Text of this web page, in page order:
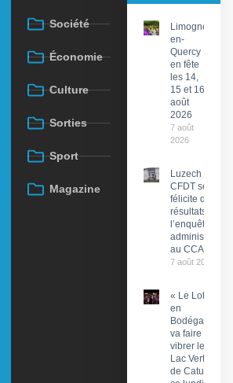
Société
Économie
Culture
Sorties
Sport
Magazine
Limogne-
en-
Quercy
en fête
les 14,
15 et 16
août
2026
7 août
2026
Luzech : La
CFDT se
félicite des
résultats de
l’enquête
administrative
au CCAS
7 août 2026
« Le Lot
en
Bodéga »
va faire
vibrer le
Lac Vert
de Catus